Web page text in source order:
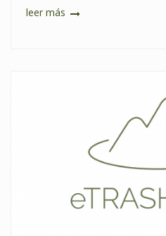
leer más